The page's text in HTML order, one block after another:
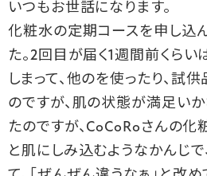
いつもお世話になります。
化粧水の定期コースを申し込
た。2回目が届く1週間前くらい
しまって、他のを使ったり、試
のですが、肌の状態が満足いか
たのですが、CoCoRoさんの化
と肌にしみ込むようなかんじで